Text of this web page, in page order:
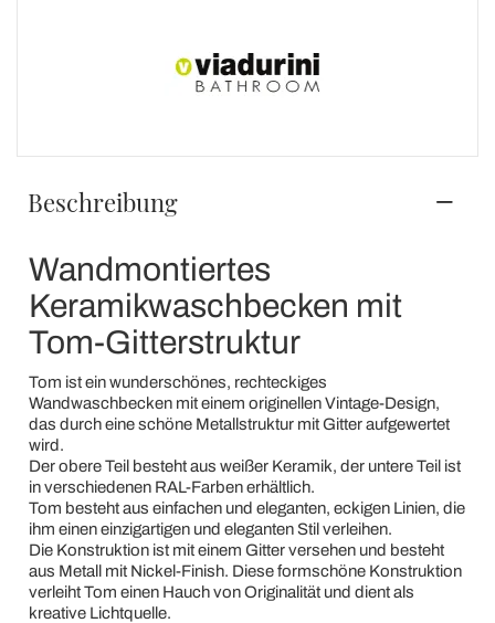
Beschreibung
Wandmontiertes
Keramikwaschbecken mit
Tom-Gitterstruktur
Tom ist ein wunderschönes, rechteckiges
Wandwaschbecken mit einem originellen Vintage-Design,
das durch eine schöne Metallstruktur mit Gitter aufgewertet
wird.
Der obere Teil besteht aus weißer Keramik, der untere Teil ist
in verschiedenen RAL-Farben erhältlich.
Tom besteht aus einfachen und eleganten, eckigen Linien, die
ihm einen einzigartigen und eleganten Stil verleihen.
Die Konstruktion ist mit einem Gitter versehen und besteht
aus Metall mit Nickel-Finish. Diese formschöne Konstruktion
verleiht Tom einen Hauch von Originalität und dient als
kreative Lichtquelle.